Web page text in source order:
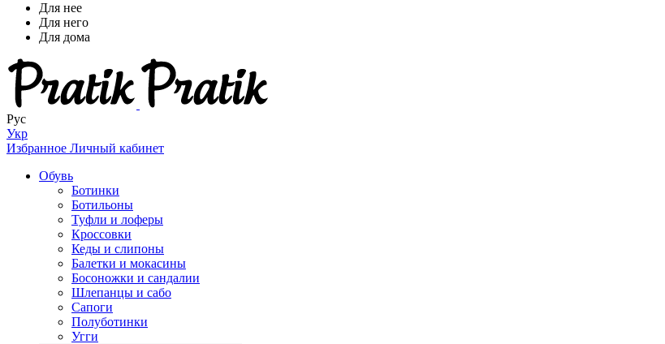
Для нее
Для него
Для дома
Рус
Укр
Избранное Личный кабинет
Обувь
Ботинки
Ботильоны
Туфли и лоферы
Кроссовки
Кеды и слипоны
Балетки и мокасины
Босоножки и сандалии
Шлепанцы и сабо
Сапоги
Полуботинки
Угги